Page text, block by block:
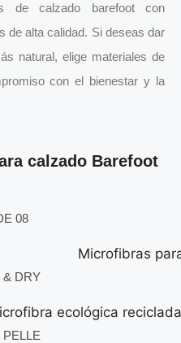
de calzado barefoot con
de alta calidad. Si deseas dar
natural, elige materiales de
con el bienestar y la
calzado Barefoot
08
& DRY